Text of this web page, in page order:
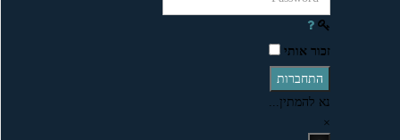
זכור אותי
התחברות
נא להמתין...
×